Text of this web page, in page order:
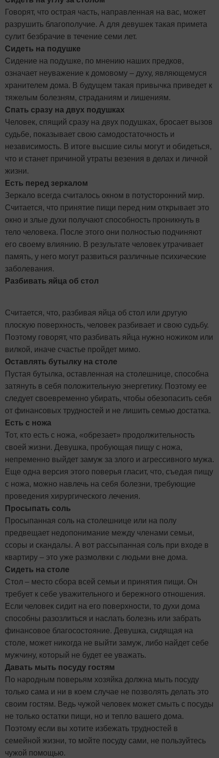
Говорят, что острая часть, направленная на вас, может
разрушить благополучие. А для девушек такая примета
сулит безбрачие в течение семи лет.
Сидеть на подушке
Сидение на подушке, по мнению наших предков,
означает неуважение к домовому – духу, являющемуся
хранителем дома. В будущем такая привычка приведет к
тяжелым болезням, страданиям и лишениям.
Спать сразу на двух подушках
Человек, спящий сразу на двух подушках, бросает вызов
судьбе, показывает свою самодостаточность и
независимость. В итоге высшие силы могут и обидеться,
что и станет причиной утраты везения в делах и личной
жизни.
Есть перед зеркалом
Зеркало всегда считалось окном в потусторонний мир.
Считается, что принятие пищи перед ним открывает это
окно и злые духи получают способность проникнуть в
тело человека. После этого они полностью подчиняют
его своему влиянию. В результате человек утрачивает
память, у него могут развиться различные психические
заболевания.
Разбивать яйца об стол
Считается, что, разбивая яйца об стол или другую
плоскую поверхность, человек разбивает и свою судьбу.
Поэтому говорят, что разбивать яйца нужно ножиком или
вилкой, иначе счастье пройдет мимо.
Оставлять бутылку на столе
Пустая бутылка, оставленная на столешнице, способна
затянуть в себя положительную энергетику. Поэтому ее
следует своевременно убирать, чтобы обезопасить себя
от финансовых трудностей и не лишить семью достатка.
Есть с ножа
Тот, кто есть с ножа, «обрезает» продолжительность
своей жизни. Девушка, пробующая пищу с ножа,
непременно выйдет замуж за злого и агрессивного мужа.
Еще одна версия этого поверья гласит, что, съедая пищу
с ножа, можно навлечь на себя болезни, требующие
проведения хирургического лечения.
Просыпать соль
Просыпанная соль на столешнице или на полу
предвещает недопонимание между членами семьи,
ссоры и скандалы. А вот рассыпанная соль при входе в
квартиру – это уже размолвки с людьми вне дома.
Сидеть на столе
Стол – место сбора всей семьи и принятия пищи. Он
требует к себе уважительного и бережного отношения.
Если человек сидит на его поверхности, то духи дома
способны разозлиться и наслать болезнь или забрать
финансовое благосостояние. Девушка, сидящая на
столе, может никогда не выйти замуж, либо найдет себе
мужчину, который не будет ее уважать.
Давать мыть посуду гостям
По народным поверьям хозяйка должна мыть посуду
только сама и ни в коем случае не позволять делать это
своим гостям. Ведь чужой человек может смыть с посуды
не только остатки пищи, но и тепло вашего дома.
Поэтому если вы хотите избежать трудностей в
семейной жизни, то мойте посуду сами, не пользуйтесь
чужой помощью.